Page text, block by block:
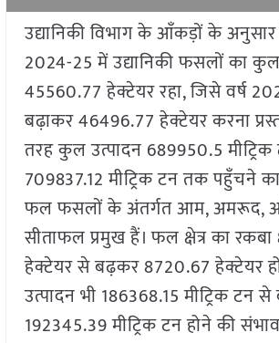
उद्यानिकी विभाग के आँकड़ों के
2024-25 में उद्यानिकी फसलों का
45560.77 हेक्टेयर रहा, जिसे वर्ष
बढ़ाकर 46496.77 हेक्टेयर करना
तरह कुल उत्पादन 689950.5
709837.12 मीट्रिक टन तक पहुँचने
फल फसलों के अंतर्गत आम, अमरूद,
सीताफल प्रमुख हैं। फल क्षेत्र का
हेक्टेयर से बढ़कर 8720.67 हेक्टेयर
उत्पादन भी 186368.15 मीट्रिक टन
192345.39 मीट्रिक टन होने की